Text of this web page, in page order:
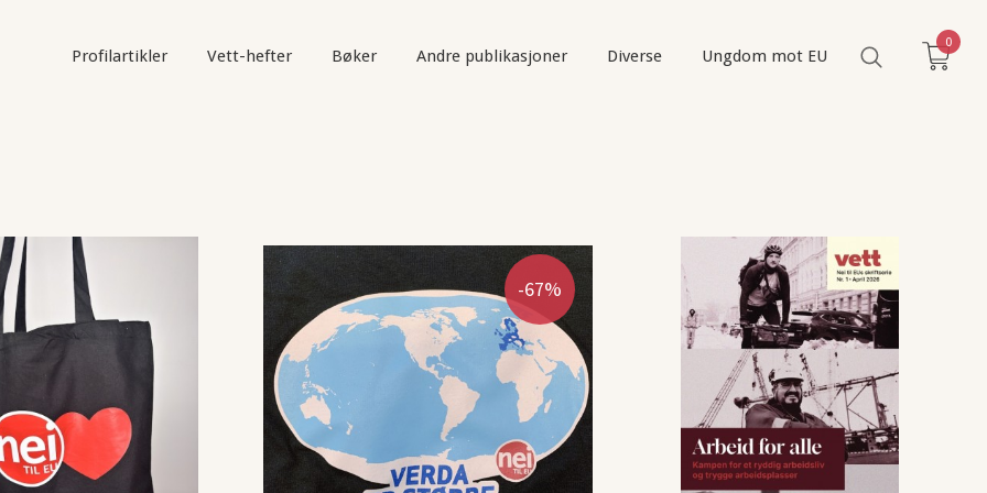
Profilartikler Vett-hefter Bøker Andre publikasjoner Diverse Ungdom mot EU
0
-67%